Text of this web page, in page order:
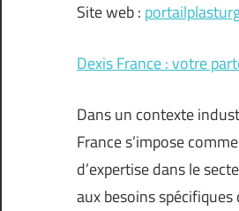
Site web :
Dexis France : votre
Dans un contexte
France s’impose
d’expertise dans le
aux besoins